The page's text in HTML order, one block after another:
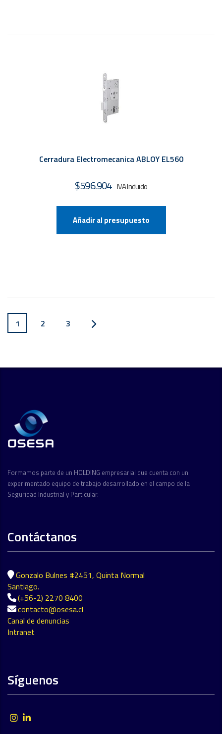
Cerradura Electromecanica ABLOY EL560
$596.904
Añadir al presupuesto
1 2 3
Formamos parte de un HOLDING empresarial que cuenta con un
experimentado equipo de trabajo desarrollado en el campo de la
Seguridad Industrial y Particular.
Contáctanos
Gonzalo Bulnes #2451, Quinta Normal
Santiago.
(+56-2) 2270 8400
contacto@osesa.cl
Canal de denuncias
Intranet
Síguenos